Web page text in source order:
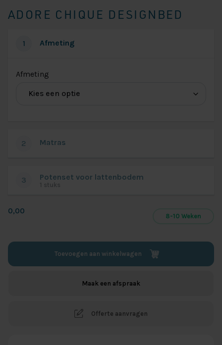
ADORE CHIQUE DESIGNBED
1 Afmeting
Afmeting
2 Matras
3 Potenset voor lattenbodem
0,00
8-10 Weken
Toevoegen aan winkelwagen
Maak een afspraak
Offerte aanvragen